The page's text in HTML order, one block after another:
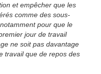
et empêcher que les
comme des sous-
pour que le
jour de travail
ne soit pas davantage
travail que de repos des